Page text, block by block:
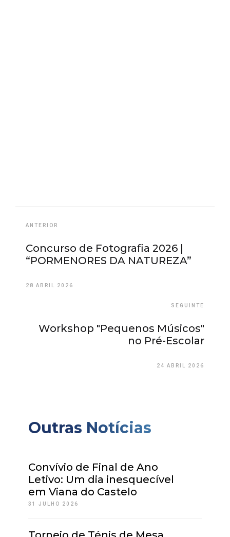
ANTERIOR
Concurso de Fotografia 2026 |
“PORMENORES DA NATUREZA”
28 ABRIL 2026
SEGUINTE
Workshop "Pequenos Músicos"
no Pré-Escolar
24 ABRIL 2026
Outras Notícias
Convívio de Final de Ano
Letivo: Um dia inesquecível
em Viana do Castelo
31 JULHO 2026